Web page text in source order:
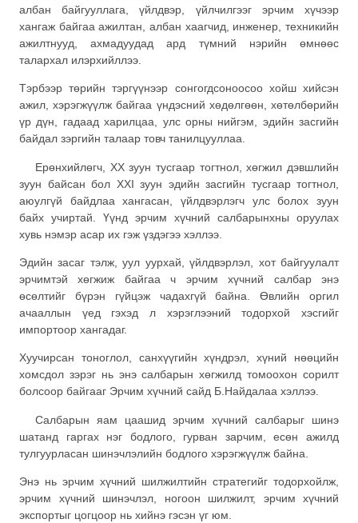
албан байгууллага, үйлдвэр, үйлчилгээг эрчим хүчээр
хангаж байгаа ажилтан, албан хаагчид, инженер, техникийн
ажилтнууд, ахмадуудад ард түмний нэрийн өмнөөс
талархал илэрхийллээ.
Тэрбээр төрийн тэргүүнээр сонгогдсоноосоо хойш хийсэн
ажил, хэрэгжүүлж байгаа үндэсний хөдөлгөөн, хөтөлбөрийн
үр дүн, гадаад харилцаа, улс орны нийгэм, эдийн засгийн
байдал зэргийн талаар товч танилцууллаа.
Ерөнхийлөгч, XX зуун тусгаар тогтнол, хөгжил дэвшлийн
зуун байсан бол XXI зуун эдийн засгийн тусгаар тогтнол,
аюулгүй байдлаа хангасан, үйлдвэрлэгч улс болох зуун
байх учиртай. Үүнд эрчим хүчний салбарынхны оруулах
хувь нэмэр асар их гэж үздэгээ хэллээ.
Эдийн засаг тэлж, уул уурхай, үйлдвэрлэл, хот байгуулалт
эрчимтэй хөгжиж байгаа ч эрчим хүчний салбар энэ
өсөлтийг бүрэн гүйцэж чадахгүй байна. Өвлийн оргил
ачааллын үед гэхэд л хэрэглээний тодорхой хэсгийг
импортоор хангадаг.
Хуучирсан тоноглол, санхүүгийн хүндрэл, хүний нөөцийн
хомсдол зэрэг нь энэ салбарын хөгжилд томоохон сорилт
болсоор байгааг Эрчим хүчний сайд Б.Найдалаа хэллээ.
Салбарын яам цаашид эрчим хүчний салбарыг шинэ
шатанд гаргах нэг бодлого, гурван зарчим, есөн ажилд
тулгуурласан шинэчлэлийн бодлого хэрэгжүүлж байна.
Энэ нь эрчим хүчний шилжилтийн стратегийг тодорхойлж,
эрчим хүчний шинэчлэл, ногоон шилжилт, эрчим хүчний
экспортыг цогцоор нь хийнэ гэсэн үг юм.